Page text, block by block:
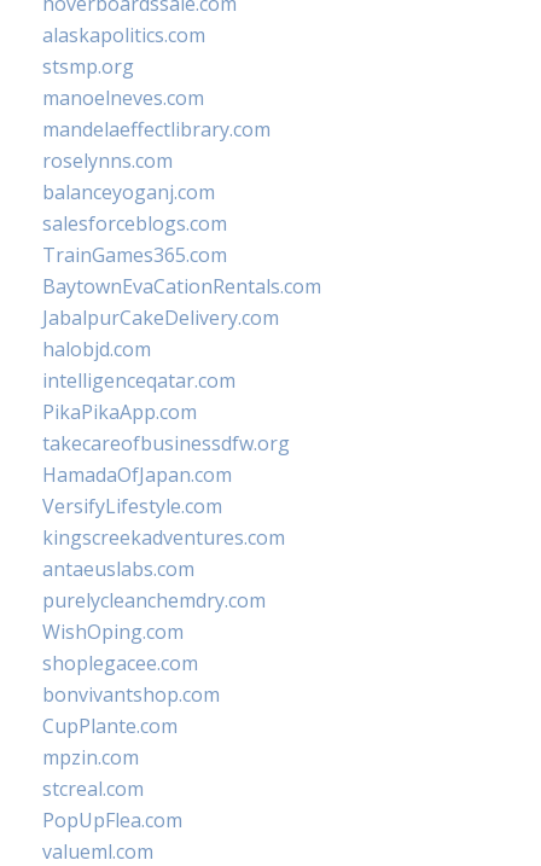
alaskapolitics.com
stsmp.org
manoelneves.com
mandelaeffectlibrary.com
roselynns.com
balanceyoganj.com
salesforceblogs.com
TrainGames365.com
BaytownEvaCationRentals.com
JabalpurCakeDelivery.com
halobjd.com
intelligenceqatar.com
PikaPikaApp.com
takecareofbusinessdfw.org
HamadaOfJapan.com
VersifyLifestyle.com
kingscreekadventures.com
antaeuslabs.com
purelycleanchemdry.com
WishOping.com
shoplegacee.com
bonvivantshop.com
CupPlante.com
mpzin.com
stcreal.com
PopUpFlea.com
valueml.com